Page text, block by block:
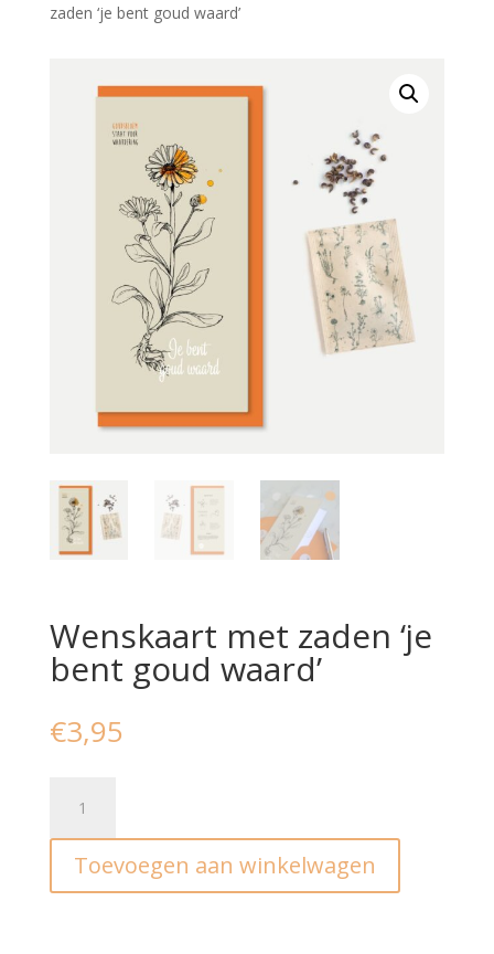
zaden ‘je bent goud waard’
Wenskaart met zaden ‘je
bent goud waard’
€3,95
zaden
bent
Toevoegen aan winkelwagen